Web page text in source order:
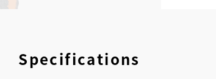
Specifications